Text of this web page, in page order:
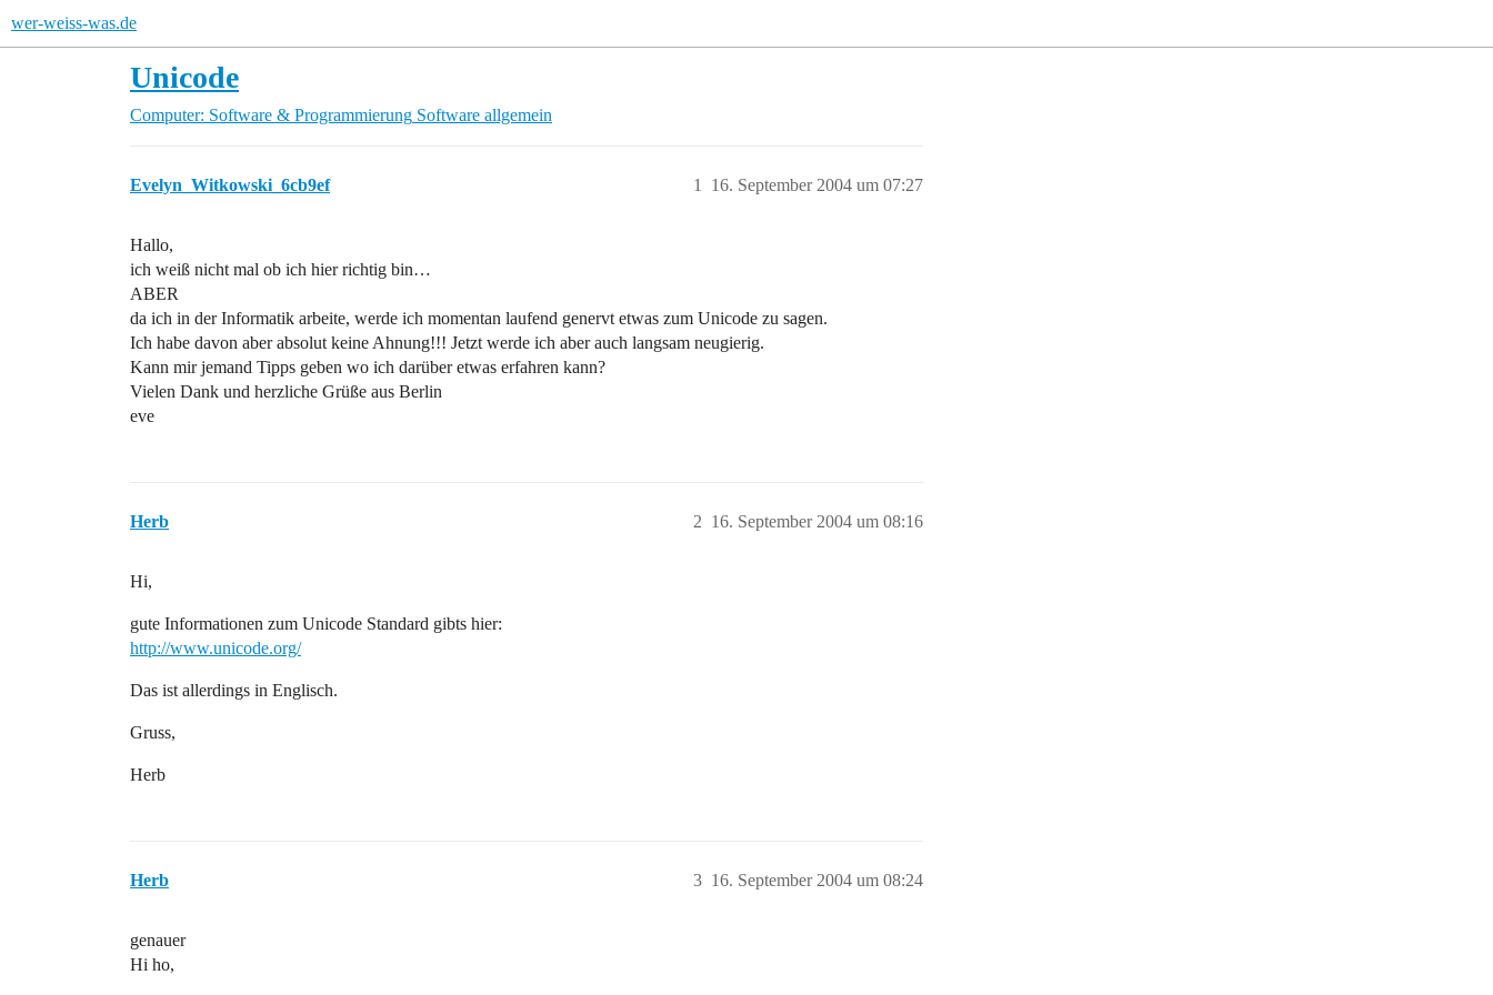
wer-weiss-was.de
Unicode
Computer: Software & Programmierung Software allgemein
Evelyn_Witkowski_6cb9ef 16. September 2004 um 07:27
1
Hallo,
ich weiß nicht mal ob ich hier richtig bin…
ABER
da ich in der Informatik arbeite, werde ich momentan laufend genervt etwas zum Unicode zu sagen.
Ich habe davon aber absolut keine Ahnung!!! Jetzt werde ich aber auch langsam neugierig.
Kann mir jemand Tipps geben wo ich darüber etwas erfahren kann?
Vielen Dank und herzliche Grüße aus Berlin
eve
Herb 16. September 2004 um 08:16
2
Hi,
gute Informationen zum Unicode Standard gibts hier:
http://www.unicode.org/
Das ist allerdings in Englisch.
Gruss,
Herb
Herb 16. September 2004 um 08:24
3
genauer
Hi ho,